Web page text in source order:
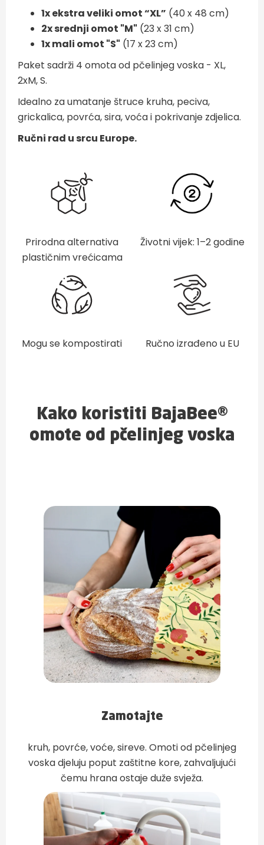
1x ekstra veliki omot “XL” (40 x 48 cm)
2x srednji omot "M" (23 x 31 cm)
1x mali omot "S" (17 x 23 cm)
Paket sadrži 4 omota od pčelinjeg voska - XL,
2xM, S.
Idealno za umatanje štruce kruha, peciva,
grickalica, povrća, sira, voća i pokrivanje zdjelica.
Ručni rad u srcu Europe.
Prirodna alternativa
plastičnim vrećicama
Životni vijek: 1–2 godine
Mogu se kompostirati Ručno izrađeno u EU
Kako koristiti BajaBee®
omote od pčelinjeg voska
Zamotajte
kruh, povrće, voće, sireve. Omoti od pčelinjeg
voska djeluju poput zaštitne kore, zahvaljujući
čemu hrana ostaje duže svježa.